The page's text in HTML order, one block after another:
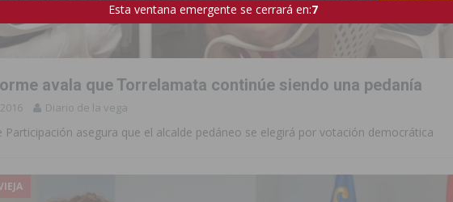
avala que Torrelamata continúe siendo una pedanía
Diario de la vega
Participación asegura que el alcalde pedáneo se elegirá por votación democrática
Esta ventana emergente se cerrará en:5